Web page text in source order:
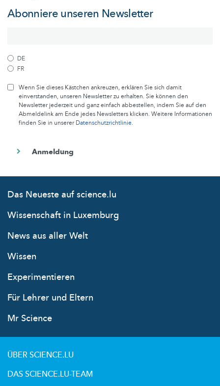
Abonniere unseren Newsletter
DE
FR
Wenn Sie dieses Kästchen ankreuzen, erklären Sie sich damit
einverstanden, unseren Newsletter zu erhalten. Sie können den
Newsletter jederzeit und ganz einfach abbestellen, indem Sie auf den
Abmeldelink am Ende jedes Newsletters klicken. Weitere Informationen
finden Sie in unsererDatenschutzrichtlinie.
Das Neueste auf science.lu
Wissenschaft in Luxemburg
News aus aller Welt
Wissen
Experimentieren
Für Lehrer und Eltern
Mr Science
ÜBER SCIENCE.LU
DAS SCIENCE.LU-TEAM